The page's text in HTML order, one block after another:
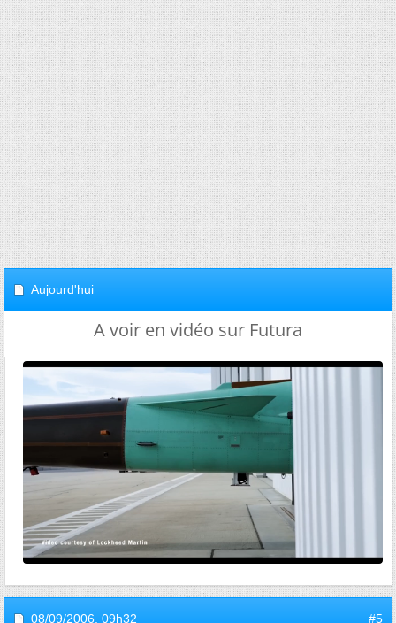
Aujourd'hui
A voir en vidéo sur Futura
08/09/2006, 09h32 #5